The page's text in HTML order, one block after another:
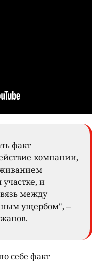
факт
компании,
и
между
ущербом", –
себе факт